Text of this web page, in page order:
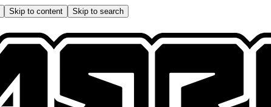
Skip to content Skip to search